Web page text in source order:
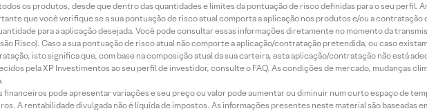
os produtos, desde que dentro das quantidades e limites da pontuação de risco definidas para o seu perfil.
que você verifique se a sua pontuação de risco atual comporta a aplicação nos produtos e/ou a contratação
para a aplicação desejada. Você pode consultar essas informações diretamente no momento da
Risco). Caso a sua pontuação de risco atual não comporte a aplicação/contratação pretendida, ou caso
isto significa que, com base na composição atual da sua carteira, esta aplicação/contratação não está
pela XP Investimentos ao seu perfil de investidor, consulte o FAQ. As condições de mercado, mudanças
pode apresentar variações e seu preço ou valor pode aumentar ou diminuir num curto espaço de
A rentabilidade divulgada não é líquida de impostos. As informações presentes neste material são baseadas